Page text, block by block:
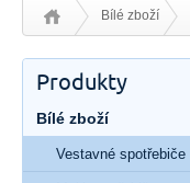
Bílé zboží
Produkty
Bílé zboží
Vestavné spotřebiče